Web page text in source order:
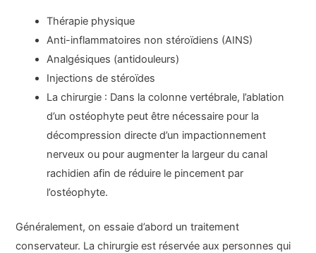
Thérapie physique
Anti-inflammatoires non stéroïdiens (AINS)
Analgésiques (antidouleurs)
Injections de stéroïdes
La chirurgie : Dans la colonne vertébrale, l’ablation
d’un ostéophyte peut être nécessaire pour la
décompression directe d’un impactionnement
nerveux ou pour augmenter la largeur du canal
rachidien afin de réduire le pincement par
l’ostéophyte.
Généralement, on essaie d’abord un traitement
conservateur. La chirurgie est réservée aux personnes qui